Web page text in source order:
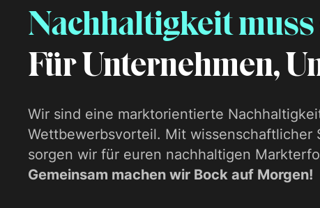
Nachhaltigkeit
Für Unternehmen,
Wir sind eine marktorientierte
Wettbewerbsvorteil. Mit wissenschaftlicher
sorgen wir für euren nachhaltigen
Gemeinsam machen wir Bock auf Morgen!